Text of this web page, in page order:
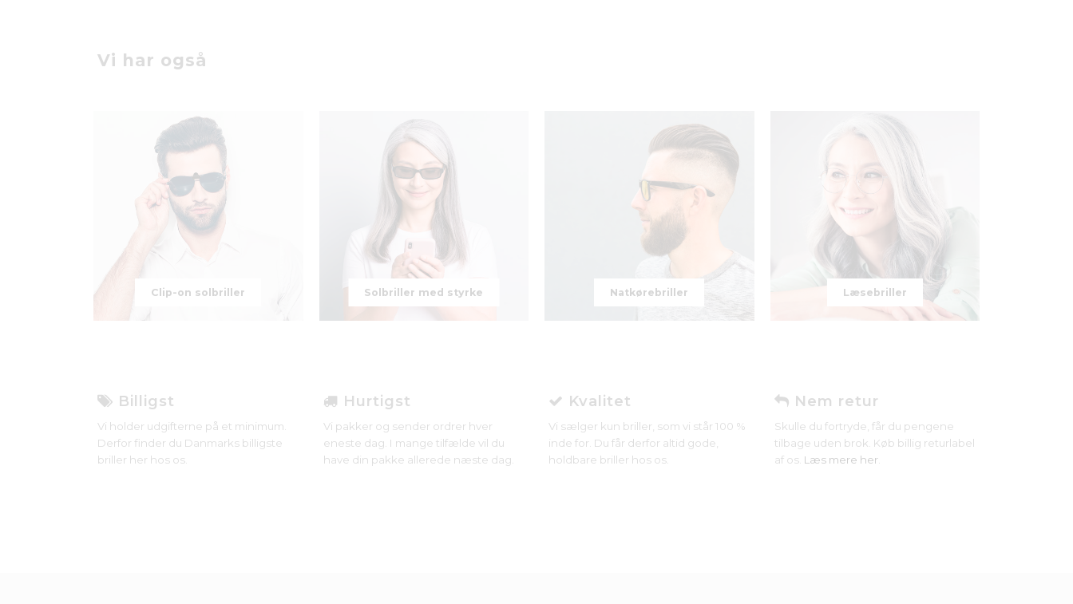
Vi har også
Clip-on solbriller Solbriller med styrke Natkørebriller Læsebriller
Billigst
Vi holder udgifterne på et minimum.
Derfor finder du Danmarks billigste
briller her hos os.
Hurtigst
Vi pakker og sender ordrer hver
eneste dag. I mange tilfælde vil du
have din pakke allerede næste dag.
Kvalitet
Vi sælger kun briller, som vi står 100 %
inde for. Du får derfor altid gode,
holdbare briller hos os.
Nem retur
Skulle du fortryde, får du pengene
tilbage uden brok. Køb billig returlabel
af os. Læs mere her.